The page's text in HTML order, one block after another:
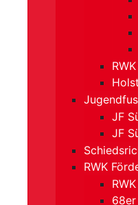
JF
JF
RWK